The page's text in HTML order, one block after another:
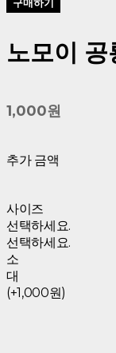
노모이
1,000원
추가 금액
사이즈
선택하세요.
선택하세요.
소
대
(+1,000원)